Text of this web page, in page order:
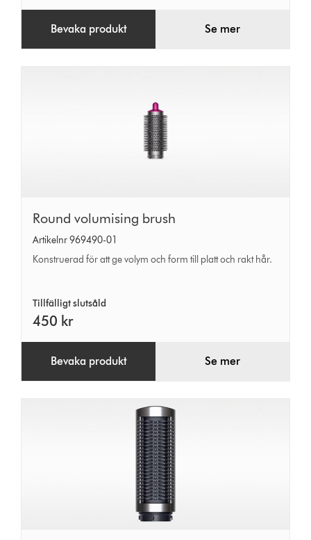
Bevaka produkt Se mer
Round
volumising
brush
Round volumising brush
Artikelnr 969490-01
Konstruerad för att ge volym och form till platt och rakt hår.
Tillfälligt slutsåld
450 kr
Bevaka produkt Se mer